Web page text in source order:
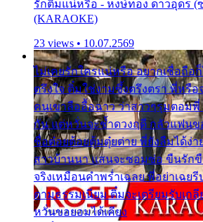
รักติ๋มแน่หรือ - หงษ์ทอง ดาวอุดร (
(KARAOKE)
23 views • 10.07.2569
ไม่เคยรักใครแน่หรือ อยากเชื่อถือ
ตรึงใจ ติ๋มใช่งามซึ้งตรึงตรา พี่หรื
คนเขาลืออื้อฉาว ว่าสาวๆรุมตอม
กัน แต่หวั่นจะช้ำดวงฤดี กลัวแฟน
ชื่อต๋อยต้อยตุ้มตุ๋ยต่าย พี่ยังลืมได้ง่า
สาวบ้านนา แสนจะซอมซ่อ ขืนรัก
จริงเหมือนคำพร่ำเฉลย พี่อย่าเฉย
ตามธรรมเนียม ติ๋มจะเตรียมรับเก
หวั่นขอยอมได้เคียง